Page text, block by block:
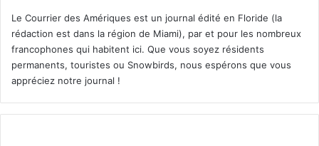
Le Courrier des Amériques est un journal édité en Floride (la
rédaction est dans la région de Miami), par et pour les nombreux
francophones qui habitent ici. Que vous soyez résidents
permanents, touristes ou Snowbirds, nous espérons que vous
appréciez notre journal !